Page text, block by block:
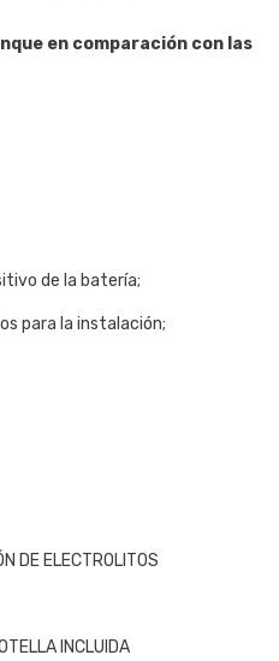
en comparación con las
de la batería;
para la instalación;
DE ELECTROLITOS
INCLUIDA